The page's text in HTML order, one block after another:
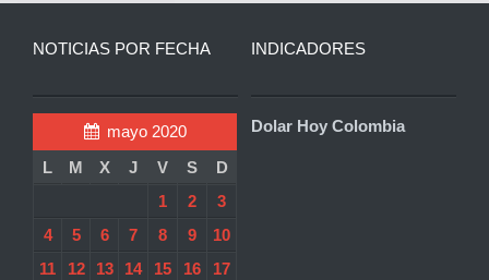
NOTICIAS POR FECHA
mayo 2020
L
M X J V S
D
1
2
3
4
5 6 7 8 9
10
11
12 13 14 15 16
17
INDICADORES
Dolar Hoy Colombia